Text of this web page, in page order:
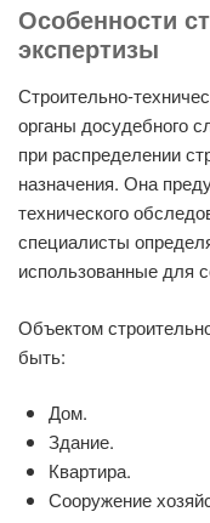
Особенности
экспертизы
Строительно-
органы досудебного
при распределении
назначения. Она
технического
специалисты
использованные для
Объектом
быть:
Дом.
Здание.
Квартира.
Сооружение